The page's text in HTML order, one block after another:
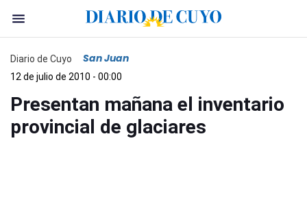
Diario de Cuyo San Juan
12 de julio de 2010 - 00:00
Presentan mañana el inventario
provincial de glaciares